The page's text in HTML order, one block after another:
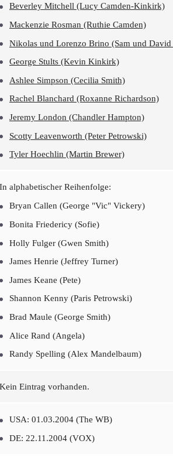
Beverley Mitchell (Lucy Camden-Kinkirk)
Mackenzie Rosman (Ruthie Camden)
Nikolas und Lorenzo Brino (Sam und David
George Stults (Kevin Kinkirk)
Ashlee Simpson (Cecilia Smith)
Rachel Blanchard (Roxanne Richardson)
Jeremy London (Chandler Hampton)
Scotty Leavenworth (Peter Petrowski)
Tyler Hoechlin (Martin Brewer)
In alphabetischer Reihenfolge:
Bryan Callen (George "Vic" Vickery)
Bonita Friedericy (Sofie)
Holly Fulger (Gwen Smith)
James Henrie (Jeffrey Turner)
James Keane (Pete)
Shannon Kenny (Paris Petrowski)
Brad Maule (George Smith)
Alice Rand (Angela)
Randy Spelling (Alex Mandelbaum)
Kein Eintrag vorhanden.
USA: 01.03.2004 (The WB)
DE: 22.11.2004 (VOX)